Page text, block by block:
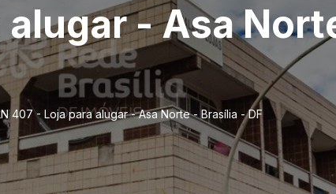
alugar - Asa
407 - Loja para alugar - Asa Norte - Brasília - DF